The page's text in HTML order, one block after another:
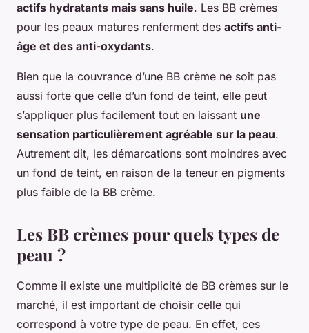
actifs hydratants mais sans huile. Les BB crèmes
pour les peaux matures renferment des actifs anti-
âge et des anti-oxydants.
Bien que la couvrance d’une BB crème ne soit pas
aussi forte que celle d’un fond de teint, elle peut
s’appliquer plus facilement tout en laissant une
sensation particulièrement agréable sur la peau.
Autrement dit, les démarcations sont moindres avec
un fond de teint, en raison de la teneur en pigments
plus faible de la BB crème.
Les BB crèmes pour quels types de
peau ?
Comme il existe une multiplicité de BB crèmes sur le
marché, il est important de choisir celle qui
correspond à votre type de peau. En effet, ces